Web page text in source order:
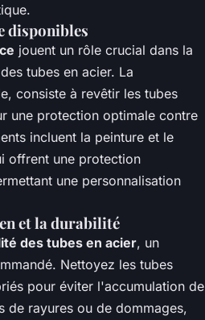
disponibles
jouent un rôle crucial dans la
tubes en acier. La
consiste à revêtir les tubes
une protection optimale contre
incluent la peinture et le
offrent une protection
une personnalisation
et la durabilité
des tubes en acier, un
Nettoyez les tubes
pour éviter l'accumulation de
de rayures ou de dommages,